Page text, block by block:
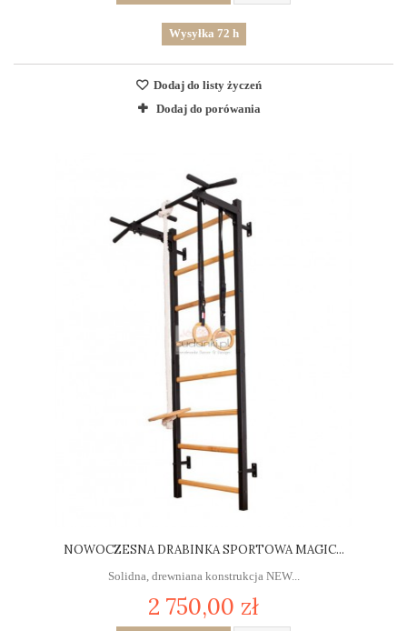
Wysyłka 72 h
Dodaj do listy życzeń
Dodaj do porówania
NOWOCZESNA DRABINKA SPORTOWA MAGIC...
Solidna, drewniana konstrukcja NEW...
2 750,00 zł